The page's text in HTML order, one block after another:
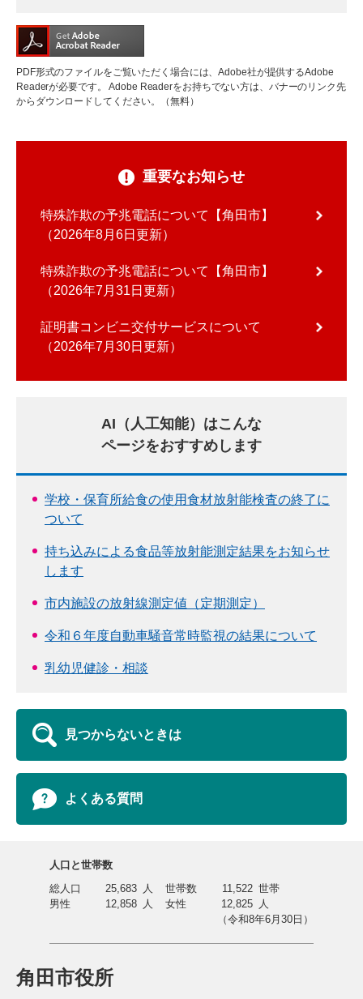
PDF形式のファイルをご覧いただく場合には、Adobe社が提供するAdobe
Readerが必要です。
Adobe Readerをお持ちでない方は、バナーのリンク先
からダウンロードしてください。（無料）
重要なお知らせ
特殊詐欺の予兆電話について【角田市】
2026年8月6日更新
特殊詐欺の予兆電話について【角田市】
2026年7月31日更新
証明書コンビニ交付サービスについて
2026年7月30日更新
AI（人工知能）はこんな
ページをおすすめします
学校・保育所給食の使用食材放射能検査の終了に
ついて
持ち込みによる食品等放射能測定結果をお知らせ
します
市内施設の放射線測定値（定期測定）
令和６年度自動車騒音常時監視の結果について
乳幼児健診・相談
見つからないときは
よくある質問
角田市役所
人口と世帯数
総人口
25,683 人 世帯数 11,522 世帯
男性
12,858 人 女性 12,825
人
（令和8年6月30日）